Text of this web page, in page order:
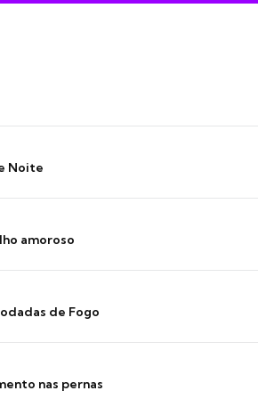
Noite
amoroso
de Fogo
nas pernas